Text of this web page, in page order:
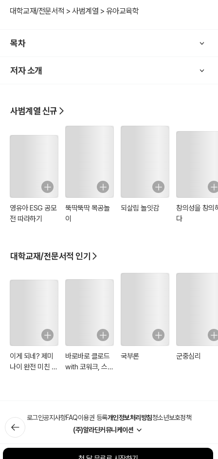
대학교재/전문서적 > 사범계열 > 유아교육학
목차
저자 소개
사범계열 신규
영유아 ESG 공모
전 따라하기
뚝딱뚝딱 목공놀
이
되살림 놀잇감
창의성을 창의
다
대학교재/전문서적 인기
이게 되네? 제미
나이 완전 미친 활
바로바로 클로드
with 코워크, 스
국부론 군중심리
로그인공지사항FAQ이용권 등록개인정보처리방침청소년보호정책
(주)알라딘커뮤니케이션